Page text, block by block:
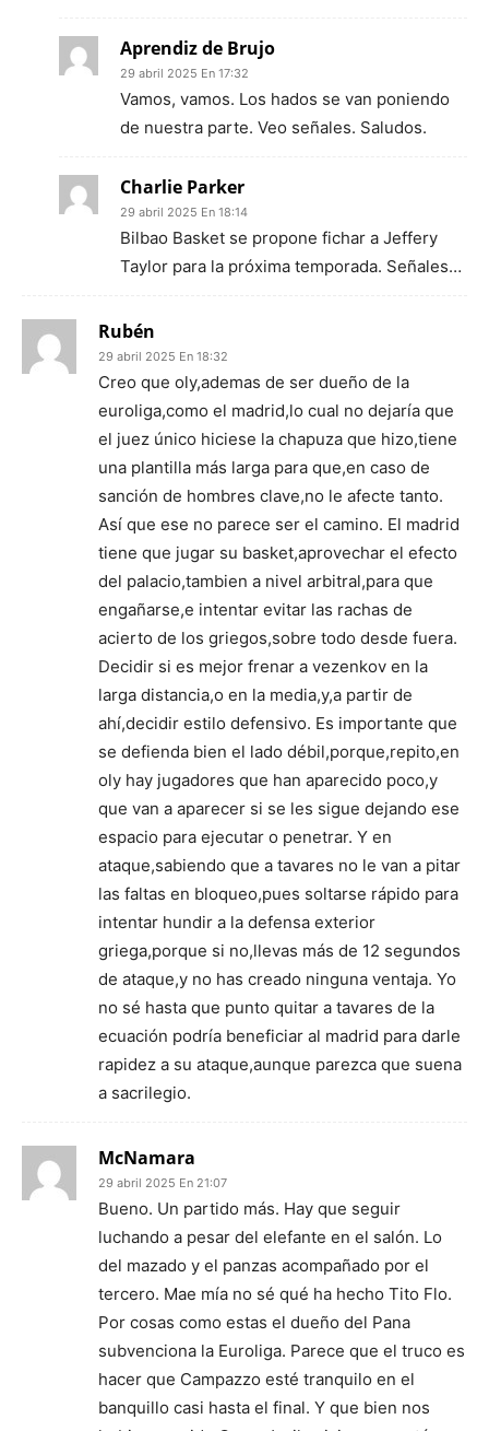
Aprendiz de Brujo
29 abril 2025 En 17:32
Vamos, vamos. Los hados se van poniendo
de nuestra parte. Veo señales. Saludos.
Charlie Parker
29 abril 2025 En 18:14
Bilbao Basket se propone fichar a Jeffery
Taylor para la próxima temporada. Señales…
Rubén
29 abril 2025 En 18:32
Creo que oly,ademas de ser dueño de la
euroliga,como el madrid,lo cual no dejaría que
el juez único hiciese la chapuza que hizo,tiene
una plantilla más larga para que,en caso de
sanción de hombres clave,no le afecte tanto.
Así que ese no parece ser el camino. El madrid
tiene que jugar su basket,aprovechar el efecto
del palacio,tambien a nivel arbitral,para que
engañarse,e intentar evitar las rachas de
acierto de los griegos,sobre todo desde fuera.
Decidir si es mejor frenar a vezenkov en la
larga distancia,o en la media,y,a partir de
ahí,decidir estilo defensivo. Es importante que
se defienda bien el lado débil,porque,repito,en
oly hay jugadores que han aparecido poco,y
que van a aparecer si se les sigue dejando ese
espacio para ejecutar o penetrar. Y en
ataque,sabiendo que a tavares no le van a pitar
las faltas en bloqueo,pues soltarse rápido para
intentar hundir a la defensa exterior
griega,porque si no,llevas más de 12 segundos
de ataque,y no has creado ninguna ventaja. Yo
no sé hasta que punto quitar a tavares de la
ecuación podría beneficiar al madrid para darle
rapidez a su ataque,aunque parezca que suena
a sacrilegio.
McNamara
29 abril 2025 En 21:07
Bueno. Un partido más. Hay que seguir
luchando a pesar del elefante en el salón. Lo
del mazado y el panzas acompañado por el
tercero. Mae mía no sé qué ha hecho Tito Flo.
Por cosas como estas el dueño del Pana
subvenciona la Euroliga. Parece que el truco es
hacer que Campazzo esté tranquilo en el
banquillo casi hasta el final. Y que bien nos